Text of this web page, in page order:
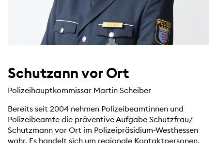
Schutzann vor Ort
Polizeihauptkommissar Martin Scheiber
Bereits seit 2004 nehmen Polizeibeamtinnen und
Polizeibeamte die präventive Aufgabe Schutzfrau/
Schutzmann vor Ort im Polizeipräsidium-Westhessen
wahr. Es handelt sich um regionale Kontaktpersonen,